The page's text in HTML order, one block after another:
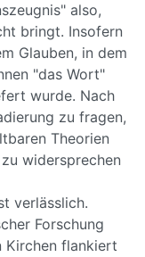
also,
bringt. Insofern
Glauben, in dem
"das Wort"
wurde. Nach
zu fragen,
Theorien
widersprechen
verlässlich.
Forschung
Kirchen flankiert